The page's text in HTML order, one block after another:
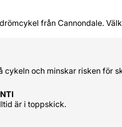
från Cannondale.
cykeln och minskar risken för
är i toppskick.